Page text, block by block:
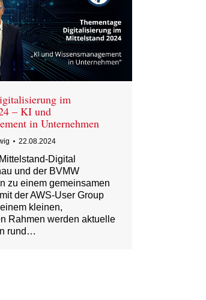
im
– KI und
in Unternehmen
22.08.2024
Digital
und der BVMW
zu einem gemeinsamen
der AWS-User Group
kleinen,
Rahmen werden aktuelle
rund…